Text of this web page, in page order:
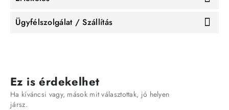
Ügyfélszolgálat / Szállítás
Ez is érdekelhet
Ha kíváncsi vagy, mások mit választottak, jó helyen
jársz.